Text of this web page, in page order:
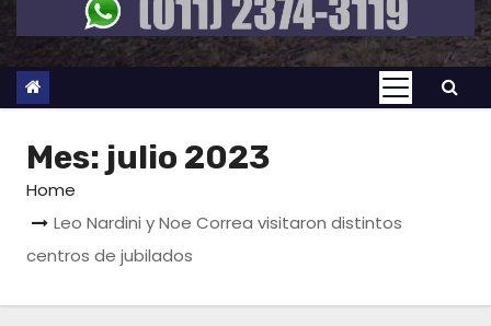
Mes: julio 2023
Home
Leo Nardini y Noe Correa visitaron distintos
centros de jubilados